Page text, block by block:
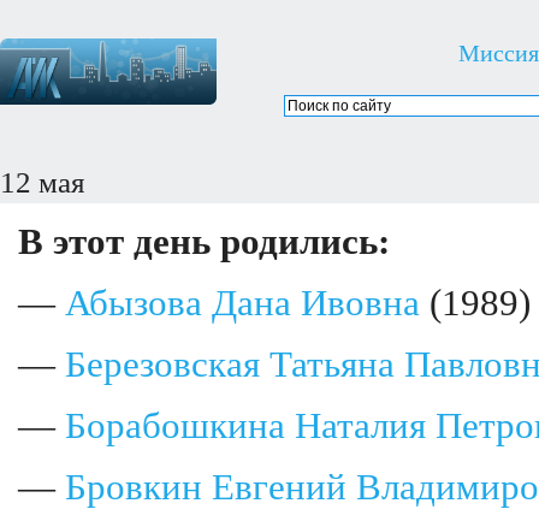
Миссия
12 мая
В этот день родились:
— Абызова Дана Ивовна (1989)
— Березовская Татьяна
— Борабошкина Наталия
— Бровкин Евгений